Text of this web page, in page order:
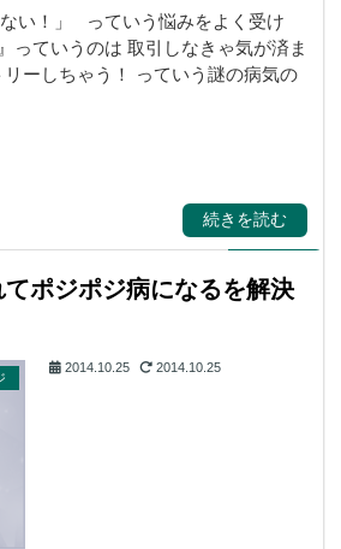
ない！」 っていう悩みをよく受け
っていうのは 取引しなきゃ気が済ま
ーしちゃう！ っていう謎の病気の
続きを読む
ポジポジ病になるを解決
2014.10.25 2014.10.25